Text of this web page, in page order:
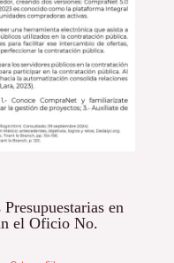
en
el Oficio No.